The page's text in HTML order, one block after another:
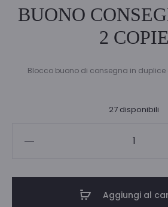
BUONO
2 COPIE
Blocco buono di consegna in duplice
27 disponibili
Aggiungi al